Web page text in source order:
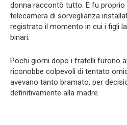
donna raccontò tutto. E fu proprio
telecamera di sorveglianza
registrato il momento in cui i figli
binari.
Pochi giorni dopo i fratelli furono
riconobbe colpevoli di tentato
avevano tanto bramato, per
definitivamente alla madre.